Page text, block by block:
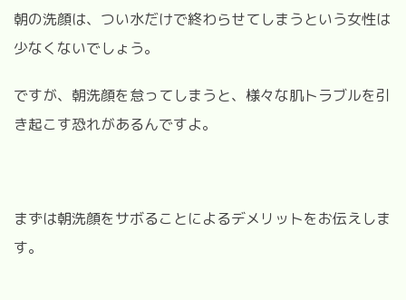
朝の洗顔は、つい水だけで終わらせてしまうという女性は
少なくないでしょう。
ですが、朝洗顔を怠ってしまうと、様々な肌トラブルを引
き起こす恐れがあるんですよ。
まずは朝洗顔をサボることによるデメリットをお伝えしま
す。